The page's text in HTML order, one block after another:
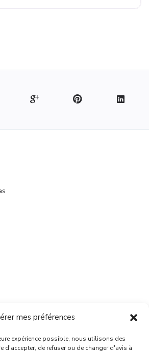
mes préférences
expérience possible, nous utilisons des
d'accepter, de refuser ou de changer d'avis à